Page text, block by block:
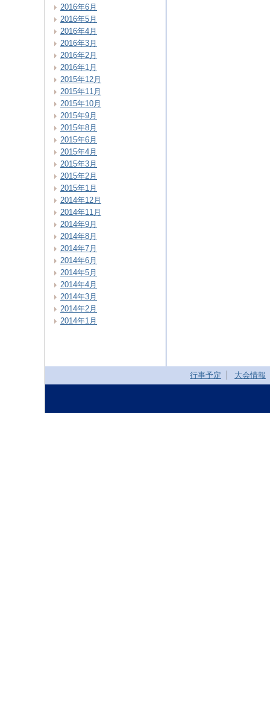
2016年6月
2016年5月
2016年4月
2016年3月
2016年2月
2016年1月
2015年12月
2015年11月
2015年10月
2015年9月
2015年8月
2015年6月
2015年4月
2015年3月
2015年2月
2015年1月
2014年12月
2014年11月
2014年9月
2014年8月
2014年7月
2014年6月
2014年5月
2014年4月
2014年3月
2014年2月
2014年1月
行事予定 大会情報